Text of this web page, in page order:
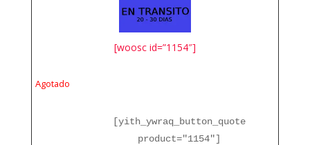
[woosc id=”1154″]
Agotado
[yith_ywraq_button_quote
product="1154"]